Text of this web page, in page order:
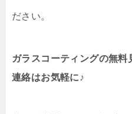
ださい。
ガラスコーティングの無
連絡はお気軽に♪